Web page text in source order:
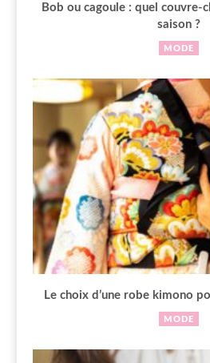
Bob ou cagoule : quel couvre-
saison ?
MODE
Le choix d’une robe kimono
MODE